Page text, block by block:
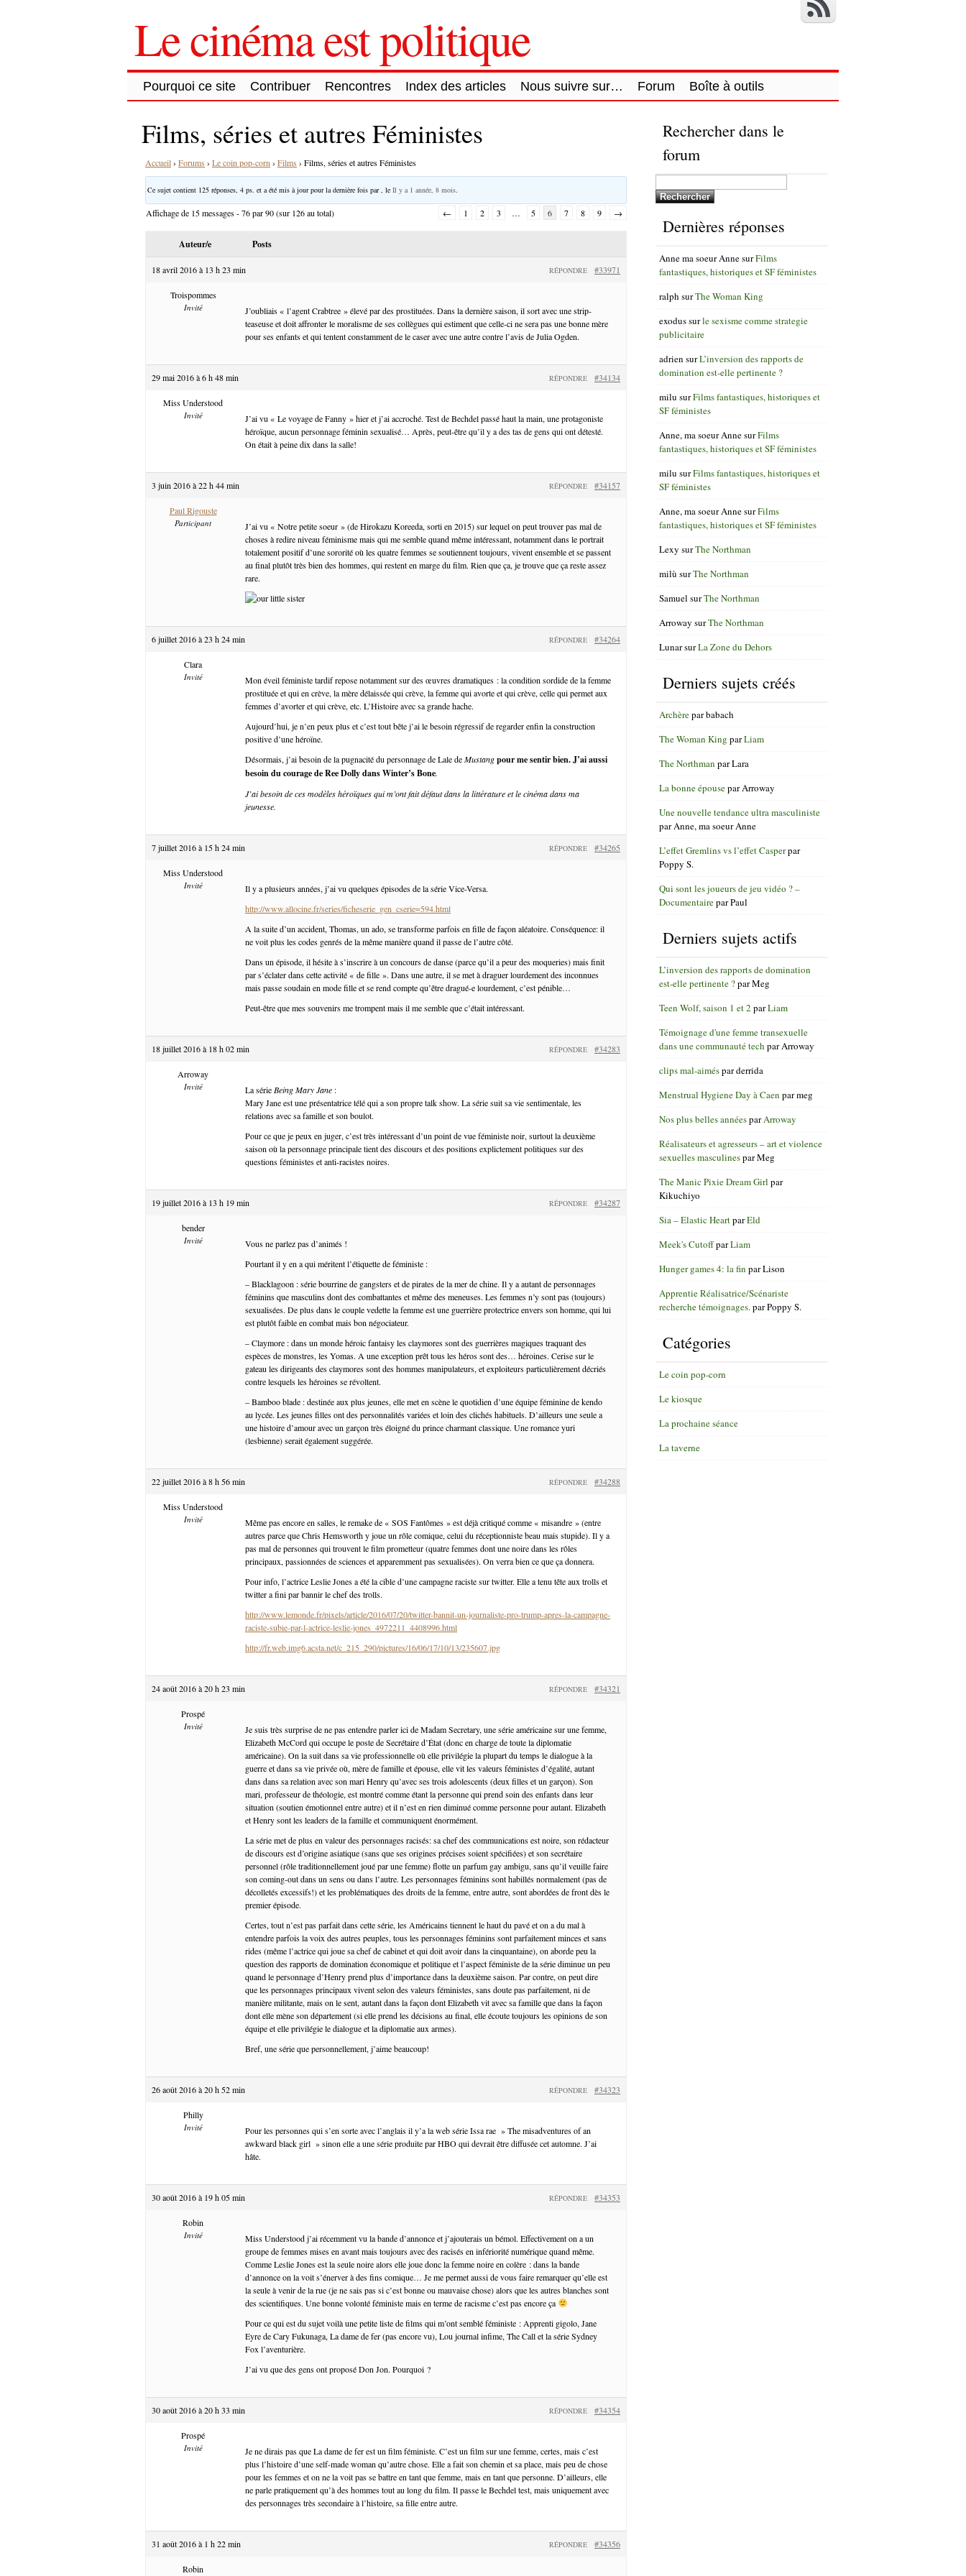
Le cinéma est politique
Pourquoi ce site Contribuer Rencontres Index des articles Nous suivre sur… Forum Boîte à outils
Films, séries et autres Féministes
Accueil› Forums › Le coin pop-corn › Films › Films, séries et autres Féministes
Ce sujet contient 125 réponses, 4 ps. et a été mis à jour pour la dernière fois par , le Il y a 1 année, 8 mois
Affichage de 15 messages - 76 par 90 (sur 126 au total) ← 1 2 3 … 5 6 7 8 9 →
Auteur/e Posts
18 avril 2016 à 13 h 23 min #33971
RÉPONDRE
Troispommes
Invité
J’oubliais « l’agent Crabtree » élevé par des prostituées. Dans la dernière saison, il sort avec une strip-
teaseuse et doit affronter le moralisme de ses collègues qui estiment que celle-ci ne sera pas une bonne mère
pour ses enfants et qui tentent constamment de le caser avec une autre contre l’avis de Julia Ogden.
29 mai 2016 à 6 h 48 min #34134
RÉPONDRE
Miss Understood
Invité
J’ai vu « Le voyage de Fanny » hier et j’ai accroché. Test de Bechdel passé haut la main, une protagoniste
héroïque, aucun personnage féminin sexualisé… Après, peut-être qu’il y a des tas de gens qui ont détesté.
On était à peine dix dans la salle!
3 juin 2016 à 22 h 44 min #34157
RÉPONDRE
Paul Rigouste
Participant
J’ai vu « Notre petite soeur » (de Hirokazu Koreeda, sorti en 2015) sur lequel on peut trouver pas mal de
choses à redire niveau féminisme mais qui me semble quand même intéressant, notamment dans le portrait
totalement positif d’une sororité où les quatre femmes se soutiennent toujours, vivent ensemble et se passent
au final plutôt très bien des hommes, qui restent en marge du film. Rien que ça, je trouve que ça reste assez
rare.
6 juillet 2016 à 23 h 24 min #34264
RÉPONDRE
Clara
Invité
Mon éveil féministe tardif repose notamment sur des œuvres dramatiques : la condition sordide de la femme
prostituée et qui en crève, la mère délaissée qui crève, la femme qui avorte et qui crève, celle qui permet aux
femmes d’avorter et qui crève, etc. L’Histoire avec sa grande hache.
Aujourd’hui, je n’en peux plus et c’est tout bête j’ai le besoin régressif de regarder enfin la construction
positive d’une héroïne.
Désormais, j’ai besoin de la pugnacité du personnage de Lale deMustangpour me sentir bien. J’ai aussi
besoin du courage de Ree Dolly dansWinter’s Bone.
J’ai besoin de ces modèles héroïques qui m’ont fait défaut dans la littérature et le cinéma dans ma
jeunesse.
7 juillet 2016 à 15 h 24 min #34265
RÉPONDRE
Miss Understood
Invité
Il y a plusieurs années, j’ai vu quelques épisodes de la série Vice-Versa.
http://www.allocine.fr/series/ficheserie_gen_cserie=594.html
A la suite d’un accident, Thomas, un ado, se transforme parfois en fille de façon aléatoire. Conséquence: il
ne voit plus les codes genrés de la même manière quand il passe de l’autre côté.
Dans un épisode, il hésite à s’inscrire à un concours de danse (parce qu’il a peur des moqueries) mais finit
par s’éclater dans cette activité « de fille ». Dans une autre, il se met à draguer lourdement des inconnues
mais passe soudain en mode fille et se rend compte qu’être dragué-e lourdement, c’est pénible…
Peut-être que mes souvenirs me trompent mais il me semble que c’était intéressant.
18 juillet 2016 à 18 h 02 min #34283
RÉPONDRE
Arroway
Invité La série Being Mary Jane :
Mary Jane est une présentatrice télé qui a son propre talk show. La série suit sa vie sentimentale, les
relations avec sa famille et son boulot.
Pour ce que je peux en juger, c’est très intéressant d’un point de vue féministe noir, surtout la deuxième
saison où la personnage principale tient des discours et des positions explictement politiques sur des
questions féministes et anti-racistes noires.
19 juillet 2016 à 13 h 19 min #34287
RÉPONDRE
bender
Invité
Vous ne parlez pas d’animés !
Pourtant il y en a qui méritent l’étiquette de féministe :
– Blacklagoon : série bourrine de gangsters et de pirates de la mer de chine. Il y a autant de personnages
féminins que masculins dont des combattantes et même des meneuses. Les femmes n’y sont pas (toujours)
sexualisées. De plus dans le couple vedette la femme est une guerrière protectrice envers son homme, qui lui
est plutôt faible en combat mais bon négociateur.
– Claymore : dans un monde héroic fantaisy les claymores sont des guerrières magiques traquant des
espèces de monstres, les Yomas. A une exception prêt tous les héros sont des… héroines. Cerise sur le
gateau les dirigeants des claymores sont des hommes manipulateurs, et exploiteurs particulièrement décriés
contre lesquels les héroines se révoltent.
– Bamboo blade : destinée aux plus jeunes, elle met en scène le quotidien d’une équipe féminine de kendo
au lycée. Les jeunes filles ont des personnalités variées et loin des clichés habituels. D’ailleurs une seule a
une histoire d’amour avec un garçon très éloigné du prince charmant classique. Une romance yuri
(lesbienne) serait également suggérée.
22 juillet 2016 à 8 h 56 min #34288
RÉPONDRE
Miss Understood
Invité
Même pas encore en salles, le remake de « SOS Fantômes » est déjà critiqué comme « misandre » (entre
autres parce que Chris Hemsworth y joue un rôle comique, celui du réceptionniste beau mais stupide). Il y a
pas mal de personnes qui trouvent le film prometteur (quatre femmes dont une noire dans les rôles
principaux, passionnées de sciences et apparemment pas sexualisées). On verra bien ce que ça donnera.
Pour info, l’actrice Leslie Jones a été la cible d’une campagne raciste sur twitter. Elle a tenu tête aux trolls et
twitter a fini par bannir le chef des trolls.
http://www.lemonde.fr/pixels/article/2016/07/20/twitter-bannit-un-journaliste-pro-trump-apres-la-campagne-
raciste-subie-par-l-actrice-leslie-jones_4972211_4408996.html
http://fr.web.img6.acsta.net/c_215_290/pictures/16/06/17/10/13/235607.jpg
24 août 2016 à 20 h 23 min #34321
RÉPONDRE
Prospé
Invité
Je suis très surprise de ne pas entendre parler ici de Madam Secretary, une série américaine sur une femme,
Elizabeth McCord qui occupe le poste de Secrétaire d’État (donc en charge de toute la diplomatie
américaine). On la suit dans sa vie professionnelle où elle privilégie la plupart du temps le dialogue à la
guerre et dans sa vie privée où, mère de famille et épouse, elle vit les valeurs féministes d’égalité, autant
dans dans sa relation avec son mari Henry qu’avec ses trois adolescents (deux filles et un garçon). Son
mari, professeur de théologie, est montré comme étant la personne qui prend soin des enfants dans leur
situation (soutien émotionnel entre autre) et il n’est en rien diminué comme personne pour autant. Elizabeth
et Henry sont les leaders de la famille et communiquent énormément.
La série met de plus en valeur des personnages racisés: sa chef des communications est noire, son rédacteur
de discours est d’origine asiatique (sans que ses origines précises soient spécifiées) et son secrétaire
personnel (rôle traditionnellement joué par une femme) flotte un parfum gay ambigu, sans qu’il veuille faire
son coming-out dans un sens ou dans l’autre. Les personnages féminins sont habillés normalement (pas de
décolletés excessifs!) et les problématiques des droits de la femme, entre autre, sont abordées de front dès le
premier épisode.
Certes, tout n’est pas parfait dans cette série, les Américains tiennent le haut du pavé et on a du mal à
entendre parfois la voix des autres peuples, tous les personnages féminins sont parfaitement minces et sans
rides (même l’actrice qui joue sa chef de cabinet et qui doit avoir dans la cinquantaine), on aborde peu la
question des rapports de domination économique et politique et l’aspect féministe de la série diminue un peu
quand le personnage d’Henry prend plus d’importance dans la deuxième saison. Par contre, on peut dire
que les personnages principaux vivent selon des valeurs féministes, sans doute pas parfaitement, ni de
manière militante, mais on le sent, autant dans la façon dont Elizabeth vit avec sa famille que dans la façon
dont elle mène son département (si elle prend les décisions au final, elle écoute toujours les opinions de son
équipe et elle privilégie le dialogue et la diplomatie aux armes).
Bref, une série que personnellement, j’aime beaucoup!
26 août 2016 à 20 h 52 min #34323
RÉPONDRE
Philly
Invité
Pour les personnes qui s’en sorte avec l’anglais il y’a la web série Issa rae » The misadventures of an
awkward black girl » sinon elle a une série produite par HBO qui devrait être diffusée cet automne. J’ai
hâte.
30 août 2016 à 19 h 05 min #34353
RÉPONDRE
Robin
Invité
Miss Understood j’ai récemment vu la bande d’annonce et j’ajouterais un bémol. Effectivement on a un
groupe de femmes mises en avant mais toujours avec des racisés en infériorité numérique quand même.
Comme Leslie Jones est la seule noire alors elle joue donc la femme noire en colère : dans la bande
d’annonce on la voit s’énerver à des fins comique… Je me permet aussi de vous faire remarquer qu’elle est
la seule à venir de la rue (je ne sais pas si c’est bonne ou mauvaise chose) alors que les autres blanches sont
des scientifiques. Une bonne volonté féministe mais en terme de racisme c’est pas encore ça
Pour ce qui est du sujet voilà une petite liste de films qui m’ont semblé féministe : Apprenti gigolo, Jane
Eyre de Cary Fukunaga, La dame de fer (pas encore vu), Lou journal infime, The Call et la série Sydney
Fox l’aventurière.
J’ai vu que des gens ont proposé Don Jon. Pourquoi ?
30 août 2016 à 20 h 33 min #34354
RÉPONDRE
Prospé
Invité
Je ne dirais pas que La dame de fer est un film féministe. C’est un film sur une femme, certes, mais c’est
plus l’histoire d’une self-made woman qu’autre chose. Elle a fait son chemin et sa place, mais peu de chose
pour les femmes et on ne la voit pas se battre en tant que femme, mais en tant que personne. D’ailleurs, elle
ne parle pratiquement qu’à des hommes tout au long du film. Il passe le Bechdel test, mais uniquement avec
des personnages très secondaire à l’histoire, sa fille entre autre.
31 août 2016 à 1 h 22 min #34356
RÉPONDRE
Robin
Rechercher dans le
forum
Dernières réponses
Anne ma soeur AnnesurFilms
fantastiques, historiques et SF féministes
ralph surThe Woman King
exodussurle sexisme comme strategie
publicitaire
adrien surL’inversion des rapports de
domination est-elle pertinente ?
milu surFilms fantastiques, historiques et
SF féministes
Anne, ma soeur AnnesurFilms
fantastiques, historiques et SF féministes
milu surFilms fantastiques, historiques et
SF féministes
Anne, ma soeur AnnesurFilms
fantastiques, historiques et SF féministes
Lexy surThe Northman
milù surThe Northman
Samuel surThe Northman
Arroway surThe Northman
LunarsurLa Zone du Dehors
Derniers sujets créés
Archèreparbabach
The Woman King parLiam
The Northman parLara
La bonne épouseparArroway
Une nouvelle tendance ultra masculiniste
parAnne, ma soeur Anne
L’effet Gremlins vs l’effet Casperpar
Poppy S.
Qui sont les joueurs de jeu vidéo ? –
DocumentaireparPaul
Derniers sujets actifs
L’inversion des rapports de domination
est-elle pertinente ?parMeg
Teen Wolf, saison 1 et 2 parLiam
Témoignage d'une femme transexuelle
dans une communauté tech parArroway
clips mal-aimésparderrida
Menstrual Hygiene Day à Caen parmeg
Nos plus belles annéesparArroway
Réalisateurs et agresseurs – art et violence
sexuelles masculinesparMeg
The Manic Pixie Dream Girl par
Kikuchiyo
Sia – Elastic HeartparEld
Meek's CutoffparLiam
Hunger games 4: la fin parLison
Apprentie Réalisatrice/Scénariste
recherche témoignages. parPoppy S.
Catégories
Le coin pop-corn
Le kiosque
La prochaine séance
La taverne